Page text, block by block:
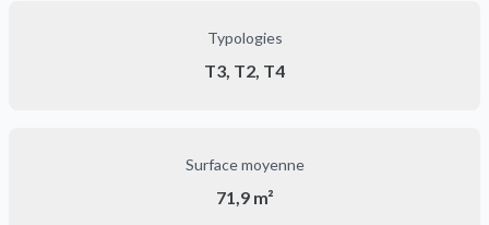
Typologies
T3, T2, T4
Surface moyenne
71,9 m²